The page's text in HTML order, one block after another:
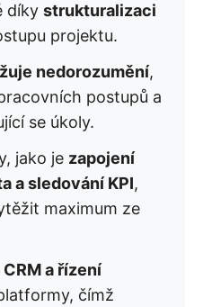
díky strukturalizaci
projektu.
nedorozumění,
postupů a
se úkoly.
jako je zapojení
a sledování KPI,
maximum ze
a řízení
čímž